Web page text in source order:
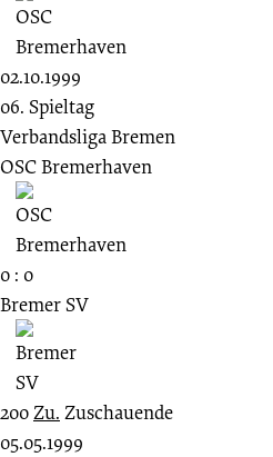
02.10.1999
06. Spieltag
Verbandsliga Bremen
OSC Bremerhaven
0 : 0
Bremer SV
200Zu. Zuschauende
05.05.1999